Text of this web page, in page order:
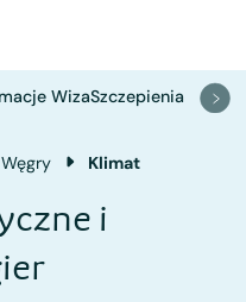
WizaSzczepienia
Węgry Klimat
i